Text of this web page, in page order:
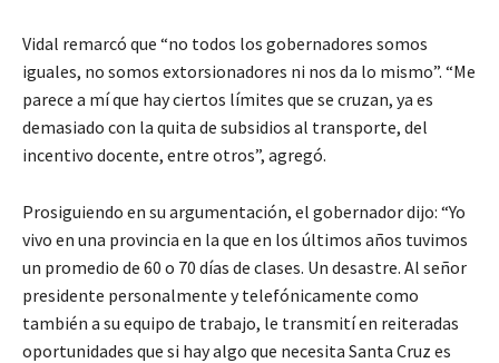
Vidal remarcó que “no todos los gobernadores somos
iguales, no somos extorsionadores ni nos da lo mismo”. “Me
parece a mí que hay ciertos límites que se cruzan, ya es
demasiado con la quita de subsidios al transporte, del
incentivo docente, entre otros”, agregó.
Prosiguiendo en su argumentación, el gobernador dijo: “Yo
vivo en una provincia en la que en los últimos años tuvimos
un promedio de 60 o 70 días de clases. Un desastre. Al señor
presidente personalmente y telefónicamente como
también a su equipo de trabajo, le transmití en reiteradas
oportunidades que si hay algo que necesita Santa Cruz es